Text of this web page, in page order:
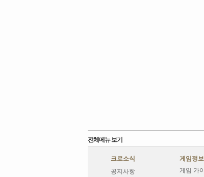
전체메뉴 보기
크로소식
공지사항
게임정보
게임 가